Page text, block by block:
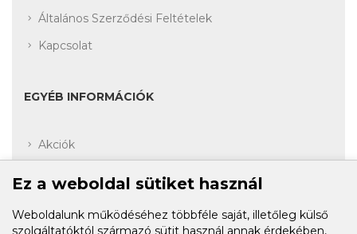
Általános Szerződési Feltételek
Kapcsolat
EGYÉB INFORMÁCIÓK
Akciók
Kívánságlista
Ez a weboldal sütiket használ
Weboldalunk működéséhez többféle saját, illetőleg külső
szolgáltatóktól származó sütit használ annak érdekében,